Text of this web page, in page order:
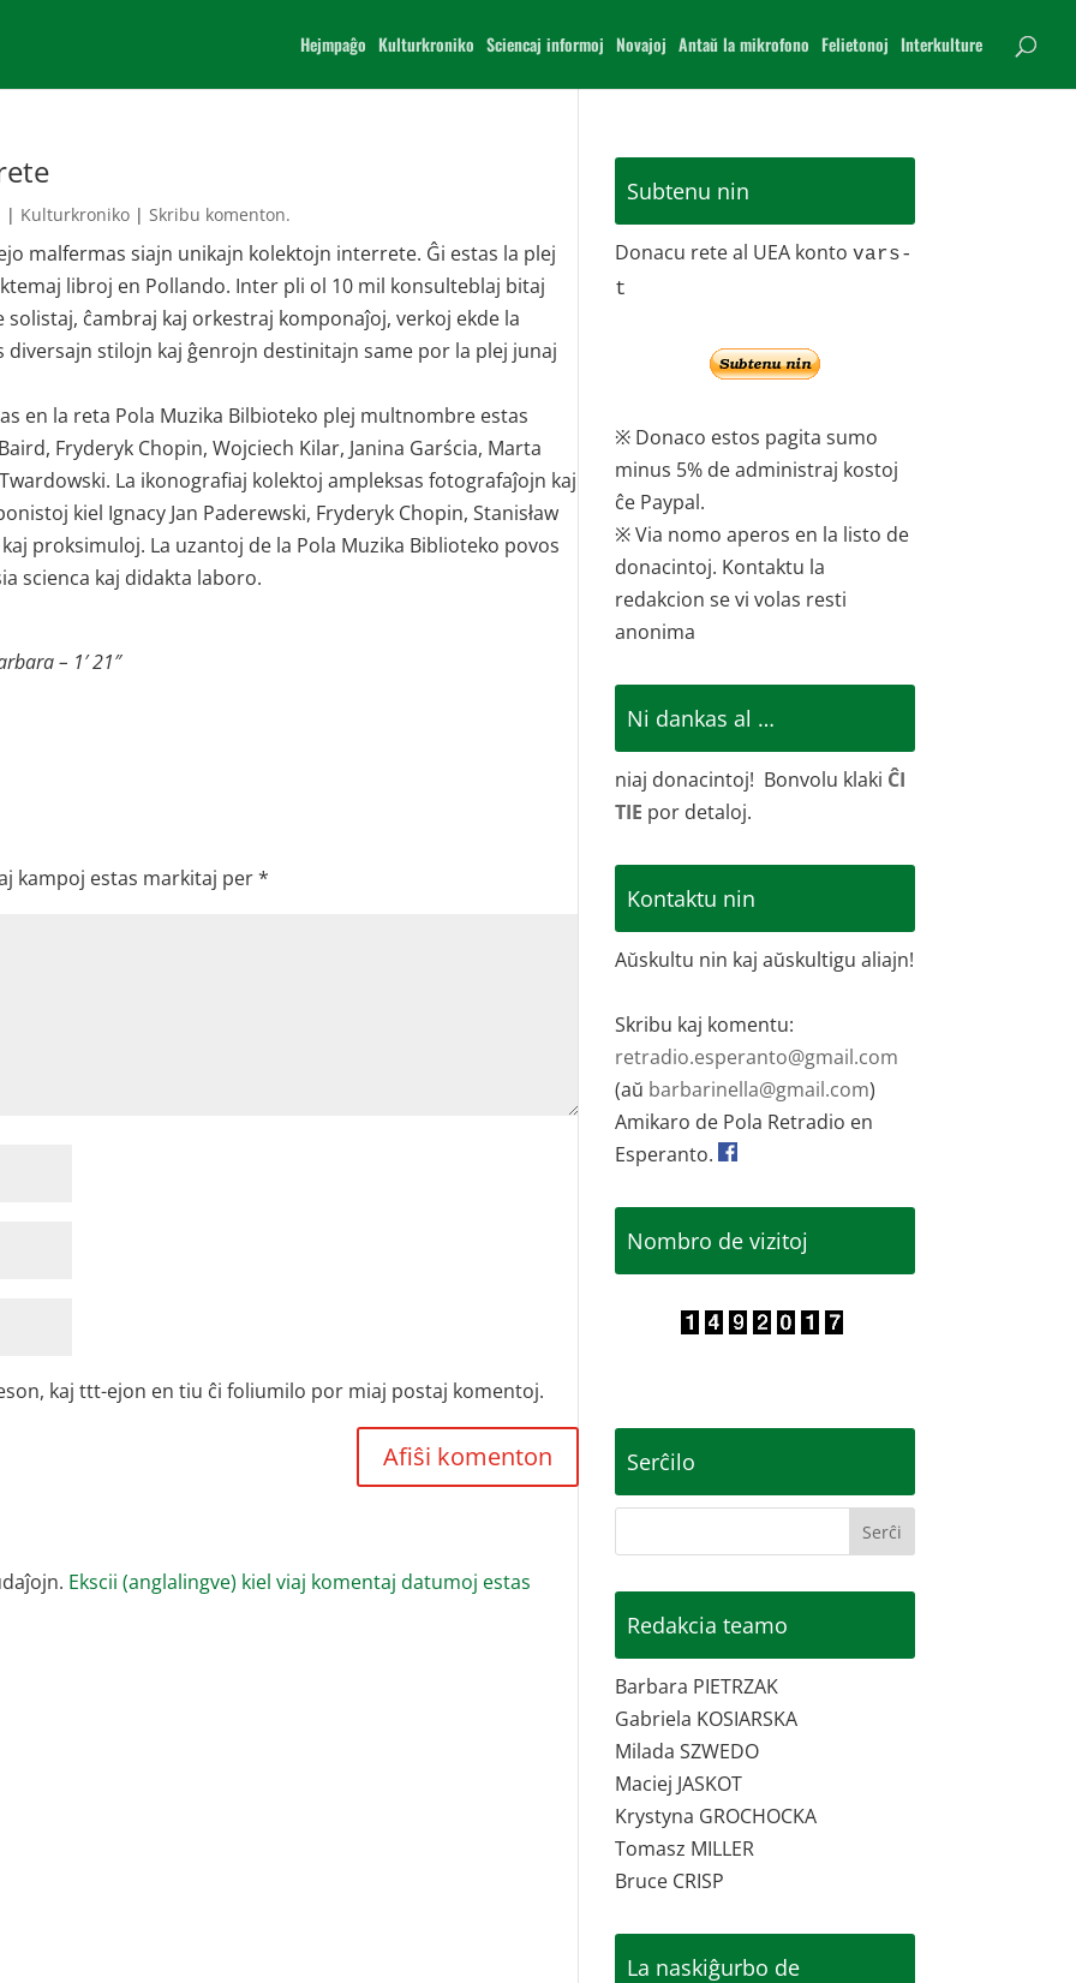
Hejmpaĝo Kulturkroniko Sciencaj informoj Novajoj Antaŭ la mikrofono Felietonoj Interkulture
| Kulturkroniko |Skribu komenton.
malfermas siajn unikajn kolektojn interrete. Ĝi estas la plej
libroj en Pollando. Inter pli ol 10 mil konsulteblaj bitaj
ĉambraj kaj orkestraj komponaĵoj, verkoj ekde la
stilojn kaj ĝenrojn destinitajn same por la plej junaj
en la reta Pola Muzika Bilbioteko plej multnombre estas
Fryderyk Chopin, Wojciech Kilar, Janina Garścia, Marta
La ikonografiaj kolektoj ampleksas fotografaĵojn kaj
kiel Ignacy Jan Paderewski, Fryderyk Chopin, Stanisław
proksimuloj. La uzantoj de la Pola Muzika Biblioteko povos
scienca kaj didakta laboro.
– 1′ 21″
kampoj estas markitaj per*
kaj ttt-ejon en tiu ĉi foliumilo por miaj postaj komentoj.
Ekscii (anglalingve) kiel viaj komentaj datumoj estas
Subtenu nin
Donacu rete al UEA kontovars-
t
※ Donaco estos pagita sumo
minus 5% de administraj kostoj
ĉe Paypal.
※ Via nomo aperos en la listo de
donacintoj. Kontaktu la
redakcion se vi volas resti
anonima
Ni dankas al …
niaj donacintoj! Bonvolu klaki ĈI
TIE por detaloj.
Kontaktu nin
Aŭskultu nin kaj aŭskultigu aliajn!
Skribu kaj komentu:
retradio.esperanto@gmail.com
(aŭ barbarinella@gmail.com)
Amikaro de Pola Retradio en
Esperanto.
Nombro de vizitoj
Serĉilo
Redakcia teamo
Barbara PIETRZAK
Gabriela KOSIARSKA
Milada SZWEDO
Maciej JASKOT
Krystyna GROCHOCKA
Tomasz MILLER
Bruce CRISP
La naskiĝurbo de